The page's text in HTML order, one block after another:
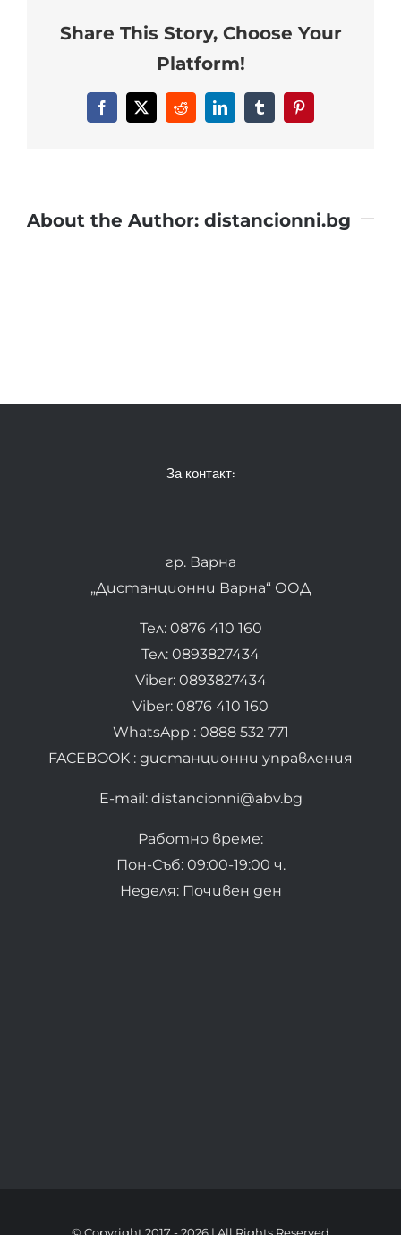
Share This Story, Choose Your
Platform!
Facebook
X RedditLinkedInTumblrPinterest
About the Author: distancionni.bg
За контакт:
гр. Варна
„Дистанционни Варна“ ООД
Тел: 0876 410 160
Тел: 0893827434
Viber: 0893827434
Viber: 0876 410 160
WhatsApp : 0888 532 771
FACEBOOK : дистанционни управления
E-mail: distancionni@abv.bg
Работно време:
Пон-Съб: 09:00-19:00 ч.
Неделя: Почивен ден